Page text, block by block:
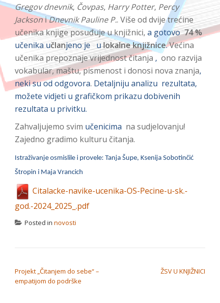
Gregov dnevnik, Čovpas, Harry Potter, Percy
JacksoniDnevnik Pauline P.. Više od dvije trećine
učenika knjige posuđuje u knjižnici, a gotovo74 %
učenika učlanjeno jeulokalne knjižnice.Većina
učenika prepoznaje vrijednost čitanja , ono razvija
vokabular, maštu, pismenost i donosi nova znanja,
neki su od odgovora. Detaljniju analizu rezultata,
možete vidjeti u grafičkom prikazu dobivenih
rezultata u privitku.
Zahvaljujemo svim učenicima na sudjelovanju!
Zajedno gradimo kulturu čitanja.
Istraživanje osmislile i provele: Tanja Šupe, Ksenija Sobotinčić
Štropin i Maja Vrancich
Citalacke-navike-ucenika-OS-Pecine-u-sk.-
god.-2024_2025_.pdf
Posted in novosti
Projekt „Čitanjem do sebe“ –
empatijom do podrške
ŽSV U KNJIŽNICI